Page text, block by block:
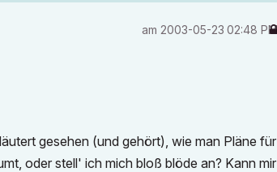
am ‎2003-05-23 02:48 PM
gesehen (und gehört), wie man Pläne
oder stell' ich mich bloß blöde an? Kann mir